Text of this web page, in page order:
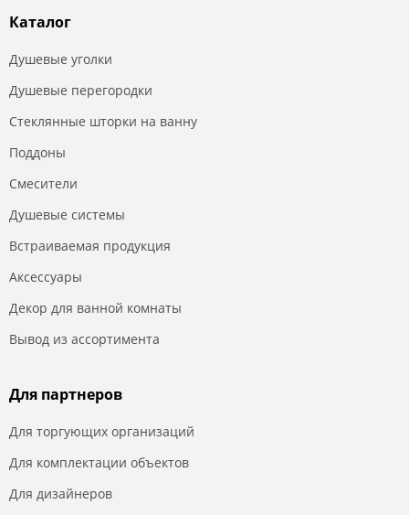
Каталог
Душевые уголки
Душевые перегородки
Стеклянные шторки на ванну
Поддоны
Смесители
Душевые системы
Встраиваемая продукция
Аксессуары
Декор для ванной комнаты
Вывод из ассортимента
Для партнеров
Для торгующих организаций
Для комплектации объектов
Для дизайнеров